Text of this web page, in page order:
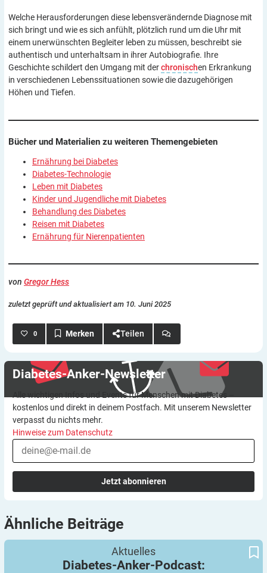
Welche Herausforderungen diese lebensverändernde Diagnose mit
sich bringt und wie es sich anfühlt, plötzlich rund um die Uhr mit
einem unerwünschten Begleiter leben zu müssen, beschreibt sie
authentisch und unterhaltsam in ihrer Autobiografie. Ihre
Geschichte schildert den Umgang mit derchronischen Erkrankung
in verschiedenen Lebenssituationen sowie die dazugehörigen
Höhen und Tiefen.
Bücher und Materialien zu weiteren Themengebieten
Ernährung bei Diabetes
Diabetes-Technologie
Leben mit Diabetes
Kinder und Jugendliche mit Diabetes
Behandlung des Diabetes
Reisen mit Diabetes
Ernährung für Nierenpatienten
von Gregor Hess
zuletzt geprüft und aktualisiert am 10. Juni 2025
0 Teilen
Diabetes-Anker-Newsletter
Alle wichtigen Infos und Events für Menschen mit Diabetes –
kostenlos und direkt in deinem Postfach. Mit unserem Newsletter
verpasst du nichts mehr.
Hinweise zum Datenschutz
Jetzt abonnieren
Ähnliche Beiträge
Was erwartet die Teilnehmenden am 20. Juli in Karlsruhe bei „50
Jahre DBW“, Frau Klein?
Aktuelles
Diabetes-Anker-Podcast: